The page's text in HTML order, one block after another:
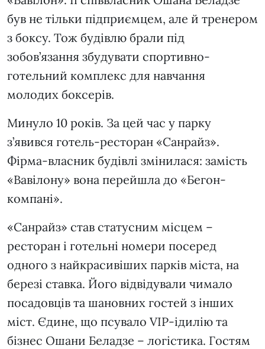
був не тільки підприємцем, але й тренером
з боксу. Тож будівлю брали під
зобов’язання збудувати спортивно-
готельний комплекс для навчання
молодих боксерів.
Минуло 10 років. За цей час у парку
з’явився готель-ресторан «Санрайз».
Фірма-власник будівлі змінилася: замість
«Вавілону» вона перейшла до «Бегон-
компані».
«Санрайз» став статусним місцем –
ресторан і готельні номери посеред
одного з найкрасивіших парків міста, на
березі ставка. Його відвідували чимало
посадовців та шановних гостей з інших
міст. Єдине, що псувало VIP-ідилію та
бізнес Ошани Беладзе – логістика. Гостям